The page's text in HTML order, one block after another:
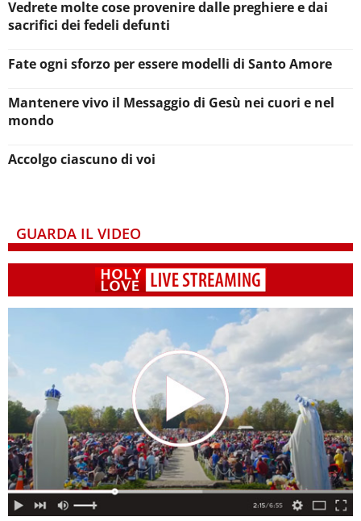
Vedrete molte cose provenire dalle preghiere e dai
sacrifici dei fedeli defunti
Fate ogni sforzo per essere modelli di Santo Amore
Mantenere vivo il Messaggio di Gesù nei cuori e nel
mondo
Accolgo ciascuno di voi
GUARDA IL VIDEO